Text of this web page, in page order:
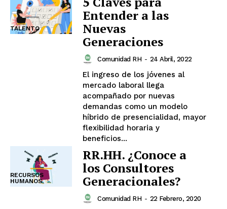
TALENTO
Entender a las
Nuevas
Generaciones
Comunidad RH - 24 Abril, 2022
El ingreso de los jóvenes al
mercado laboral llega
acompañado por nuevas
demandas como un modelo
híbrido de presencialidad, mayor
flexibilidad horaria y
beneficios...
RECURSOS
HUMANOS
RR.HH. ¿Conoce a
los Consultores
Generacionales?
Comunidad RH - 22 Febrero, 2020